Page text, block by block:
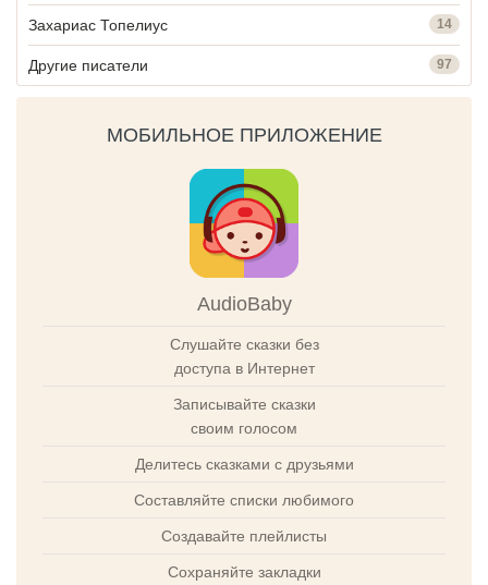
Захариас Топелиус 14
Другие писатели 97
МОБИЛЬНОЕ ПРИЛОЖЕНИЕ
AudioBaby
Слушайте сказки без
доступа в Интернет
Записывайте сказки
своим голосом
Делитесь сказками с друзьями
Составляйте списки любимого
Создавайте плейлисты
Сохраняйте закладки